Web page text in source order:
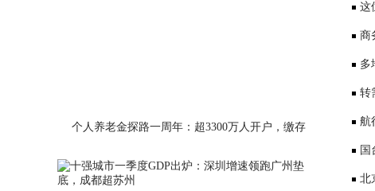
个人养老金探路一周年：超3300万人开户，缴存
将这
部商
大会
多
序转
公布
航
表北